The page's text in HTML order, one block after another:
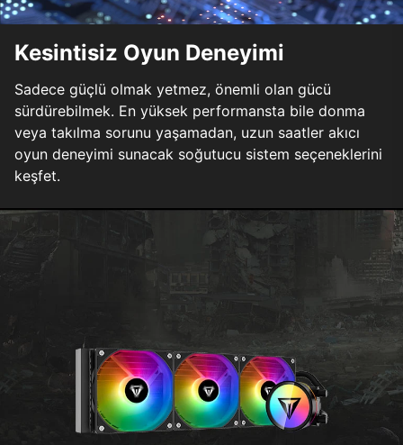
Kesintisiz Oyun Deneyimi
Sadece güçlü olmak yetmez, önemli olan gücü
sürdürebilmek. En yüksek performansta bile donma
veya takılma sorunu yaşamadan, uzun saatler akıcı
oyun deneyimi sunacak soğutucu sistem seçeneklerini
keşfet.